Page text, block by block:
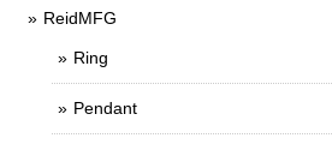
ReidMFG
Ring
Pendant